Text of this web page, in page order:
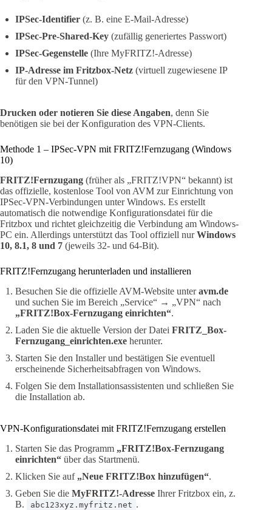
IPSec-Identifier (z. B. eine E-Mail-Adresse)
IPSec-Pre-Shared-Key (zufällig generiertes Passwort)
IPSec-Gegenstelle (Ihre MyFRITZ!-Adresse)
IP-Adresse im Fritzbox-Netz (virtuell zugewiesene IP
für den VPN-Tunnel)
Drucken oder notieren Sie diese Angaben, denn Sie
benötigen sie bei der Konfiguration des VPN-Clients.
Methode 1 – IPSec-VPN mit FRITZ!Fernzugang (Windows
10)
FRITZ!Fernzugang (früher als „FRITZ!VPN“ bekannt) ist
das offizielle, kostenlose Tool von AVM zur Einrichtung von
IPSec-VPN-Verbindungen unter Windows. Es erstellt
automatisch die notwendige Konfigurationsdatei für die
Fritzbox und richtet gleichzeitig die Verbindung am Windows-
PC ein. Allerdings unterstützt das Tool offiziell nurWindows
10, 8.1, 8 und 7 (jeweils 32- und 64-Bit).
FRITZ!Fernzugang herunterladen und installieren
Besuchen Sie die offizielle AVM-Website unteravm.de
und suchen Sie im Bereich „Service“ → „VPN“ nach
„FRITZ!Box-Fernzugang einrichten“.
Laden Sie die aktuelle Version der Datei FRITZ_Box-
Fernzugang_einrichten.exe herunter.
Starten Sie den Installer und bestätigen Sie eventuell
erscheinende Sicherheitsabfragen von Windows.
Folgen Sie dem Installationsassistenten und schließen Sie
die Installation ab.
VPN-Konfigurationsdatei mit FRITZ!Fernzugang erstellen
Starten Sie das Programm „FRITZ!Box-Fernzugang
einrichten“ über das Startmenü.
Klicken Sie auf „Neue FRITZ!Box hinzufügen“.
Geben Sie die MyFRITZ!-Adresse Ihrer Fritzbox ein, z.
B.
abc123xyz.myfritz.net .